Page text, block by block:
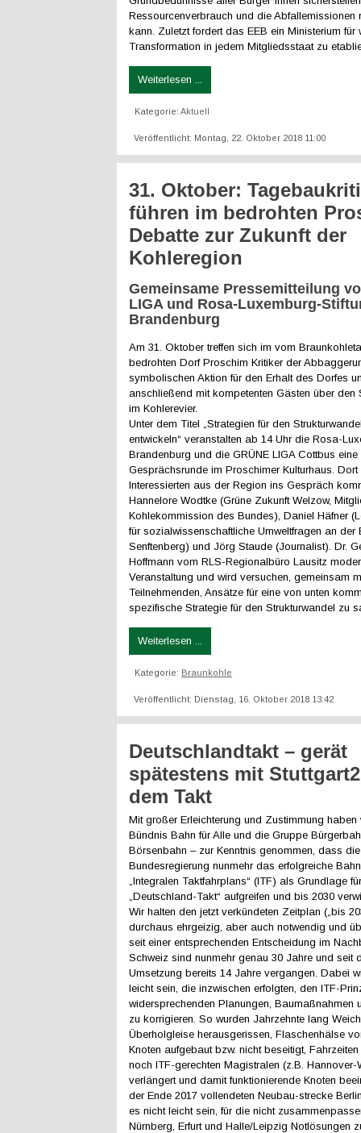
Ressourcenverbrauch und die Abfallemissionen
kann. Zuletzt fordert das EEB ein Ministerium für
Transformation in jedem Mitgliedsstaat zu
Weiterlesen ...
Kategorie: Aktuell
Veröffentlicht: Montag, 22. Oktober 2018 11:00
31. Oktober:
führen im bedrohten
Debatte zur Zukunft der
Kohleregion
Gemeinsame Pressemitteilung
LIGA und Rosa-Luxemburg-
Brandenburg
Am 31. Oktober treffen sich im vom
bedrohten Dorf Proschim Kritiker der
symbolischen Aktion für den Erhalt des Dorfes
anschließend mit kompetenten Gästen über den
im Kohlerevier.
Unter dem Titel „Strategien für den
entwickeln“ veranstalten ab 14 Uhr die Rosa-
Brandenburg und die GRÜNE LIGA Cottbus eine
Gesprächsrunde im Proschimer Kulturhaus.
Interessierten aus der Region ins Gespräch
Hannelore Wodtke (Grüne Zukunft Welzow,
Kohlekommission des Bundes), Daniel Häfner
für sozialwissenschaftliche Umweltfragen an der
Senftenberg) und Jörg Staude (Journalist). Dr.
Hoffmann vom RLS-Regionalbüro Lausitz
Veranstaltung und wird versuchen, gemeinsam
Teilnehmenden, Ansätze für eine von unten
spezifische Strategie für den Strukturwandel zu
Weiterlesen ...
Kategorie: Braunkohle
Veröffentlicht: Dienstag, 16. Oktober 2018 13:42
Deutschlandtakt – gerät
spätestens mit
dem Takt
Mit großer Erleichterung und Zustimmung haben
Bündnis Bahn für Alle und die Gruppe
Börsenbahn – zur Kenntnis genommen, dass die
Bundesregierung nunmehr das erfolgreiche
„Integralen Taktfahrplans“ (ITF) als Grundlage
„Deutschland-Takt“ aufgreifen und bis 2030
Wir halten den jetzt verkündeten Zeitplan („bis
durchaus ehrgeizig, aber auch notwendig und
seit einer entsprechenden Entscheidung im
Schweiz sind nunmehr genau 30 Jahre und seit
Umsetzung bereits 14 Jahre vergangen. Dabei
leicht sein, die inzwischen erfolgten, den ITF-
widersprechenden Planungen, Baumaßnahmen
zu korrigieren. So wurden Jahrzehnte lang
Überholgleise herausgerissen, Flaschenhälse
Knoten aufgebaut bzw. nicht beseitigt,
noch ITF-gerechten Magistralen (z.B. Hannover-
verlängert und damit funktionierende Knoten
der Ende 2017 vollendeten Neubau-strecke
es nicht leicht sein, für die nicht
Nürnberg, Erfurt und Halle/Leipzig Notlösungen